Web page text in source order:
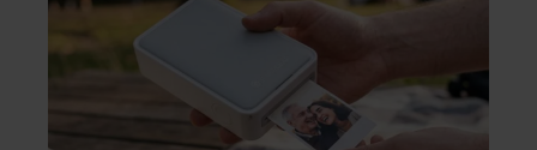
herinneringen op. Daar begon hun leven
samen en werd dochter Lola geboren.